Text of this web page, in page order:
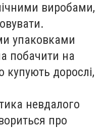
виробами,
упаковками
побачити на
купують дорослі,
невдалого
про